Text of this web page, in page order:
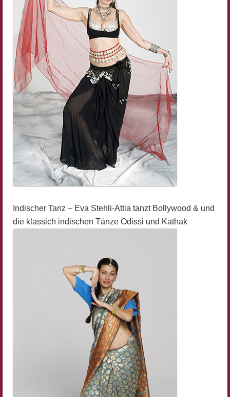
Indischer Tanz – Eva Stehli-Attia tanzt Bollywood & und
die klassich indischen Tänze Odissi und Kathak